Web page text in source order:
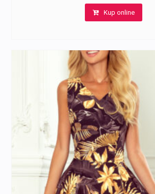
Kup online